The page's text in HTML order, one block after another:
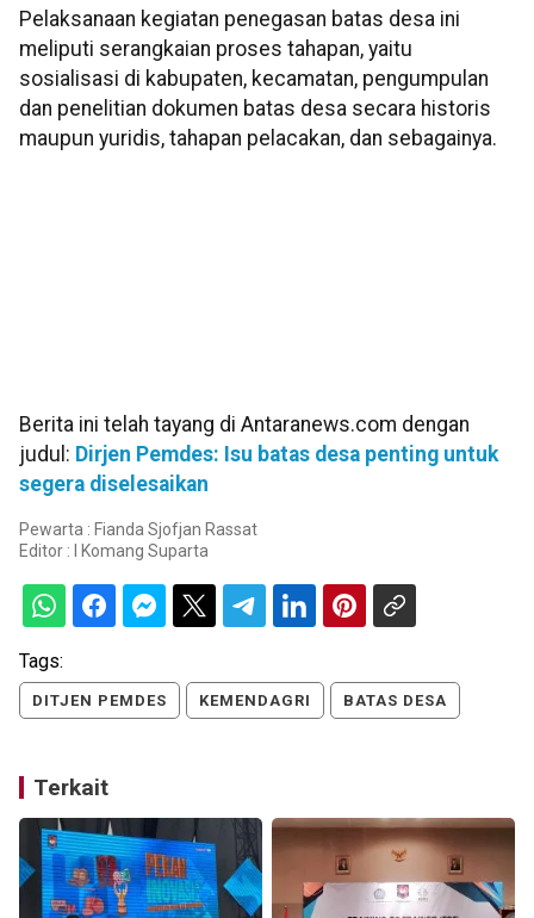
Pelaksanaan kegiatan penegasan batas desa ini
meliputi serangkaian proses tahapan, yaitu
sosialisasi di kabupaten, kecamatan, pengumpulan
dan penelitian dokumen batas desa secara historis
maupun yuridis, tahapan pelacakan, dan sebagainya.
Berita ini telah tayang di Antaranews.com dengan
judul: Dirjen Pemdes: Isu batas desa penting untuk
segera diselesaikan
Pewarta : Fianda Sjofjan Rassat
Editor : I Komang Suparta
Tags:
DITJEN PEMDES KEMENDAGRI BATAS DESA
Terkait